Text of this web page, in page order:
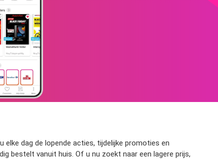
elke dag de lopende acties, tijdelijke promoties en
bestelt vanuit huis. Of u nu zoekt naar een lagere prijs,